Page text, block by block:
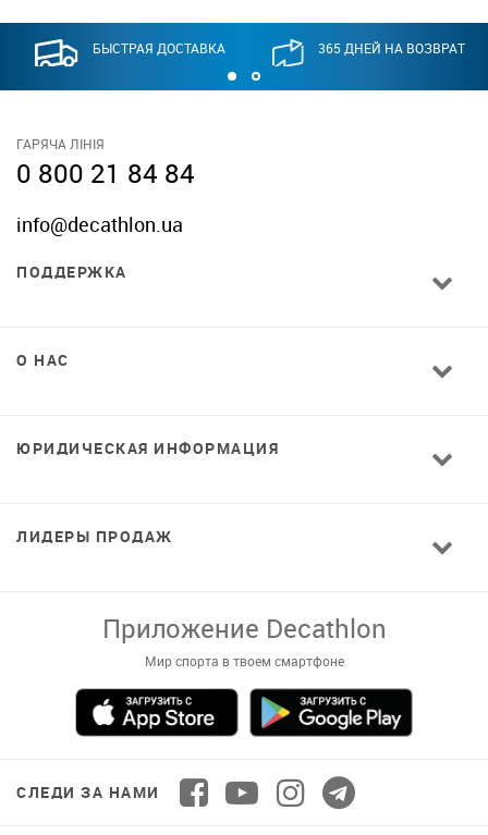
БЫСТРАЯ ДОСТАВКА 365 ДНЕЙ НА ВОЗВРАТ
ГАРЯЧА ЛІНІЯ
0 800 21 84 84
info@decathlon.ua
ПОДДЕРЖКА
О НАС
ЮРИДИЧЕСКАЯ ИНФОРМАЦИЯ
ЛИДЕРЫ ПРОДАЖ
Завантажуй додаток!
Комфортні покупки, ексклюзивні
пропозиції і зручний каталог в твоєму телефоні